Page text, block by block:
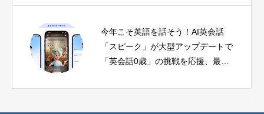
今年こそ英語を話そう！AI英会話
「スピーク」が大型アップデートで
「英会話0歳」の挑戦を応援、最大